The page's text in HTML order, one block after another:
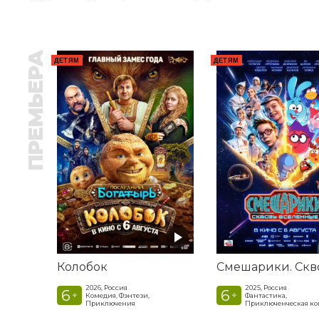
ПРЕМЬЕРА ДЕТЯМ
Колобок
6 +
2026, Россия
Комедия, Фэнтези,
Приключения
ДЕТЯМ
6 +
2025, Россия
Фантастика,
Приключенческая